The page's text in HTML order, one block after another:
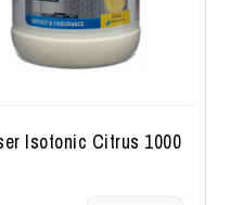
Isotonic Citrus 1000